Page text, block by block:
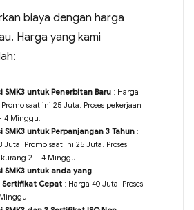
biaya dengan harga
Harga yang kami
SMK3 untuk Penerbitan Baru: Harga
saat ini 25 Juta. Proses pekerjaan
4 Minggu.
SMK3 untuk Perpanjangan 3 Tahun:
Juta. Promo saat ini 25 Juta. Proses
2 – 4 Minggu.
SMK3 untuk anda yang
Cepat: Harga 40 Juta. Proses